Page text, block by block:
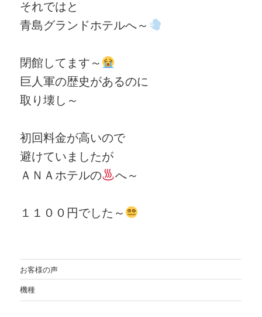
それではと
青島グランドホテルへ～
閉館してます～
巨人軍の歴史があるのに
取り壊し～
初回料金が高いので
避けていましたが
ＡＮＡホテルの
へ～
１１００円でした～
お客様の声
機種